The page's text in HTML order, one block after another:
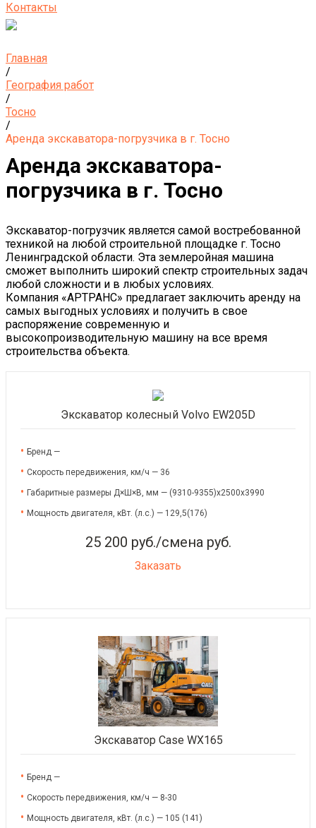
Контакты
Главная
/
География работ
/
Тосно
/
Аренда экскаватора-погрузчика в г. Тосно
Аренда экскаватора-
погрузчика в г. Тосно
Экскаватор-погрузчик является самой востребованной
техникой на любой строительной площадке г. Тосно
Ленинградской области. Эта землеройная машина
сможет выполнить широкий спектр строительных задач
любой сложности и в любых условиях.
Компания «АРТРАНС» предлагает заключить аренду на
самых выгодных условиях и получить в свое
распоряжение современную и
высокопроизводительную машину на все время
строительства объекта.
25 200 руб./смена руб.
Заказать
Экскаватор колесный Volvo EW205D
Бренд —
Скорость передвижения, км/ч — 36
Габаритные размеры Д×Ш×В, мм — (9310-9355)x2500x3990
Мощность двигателя, кВт. (л.с.) — 129,5(176)
Экскаватор Case WX165
Бренд —
Скорость передвижения, км/ч — 8-30
Мощность двигателя, кВт. (л.с.) — 105 (141)